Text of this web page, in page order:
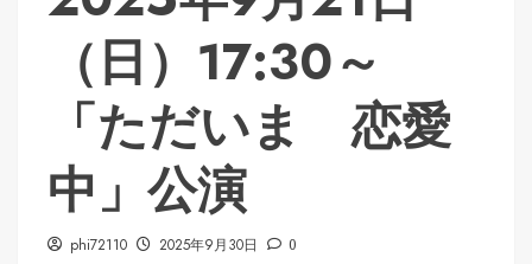
（日）17:30～
「ただいま 恋愛
中」公演
phi72110 2025年9月30日 0